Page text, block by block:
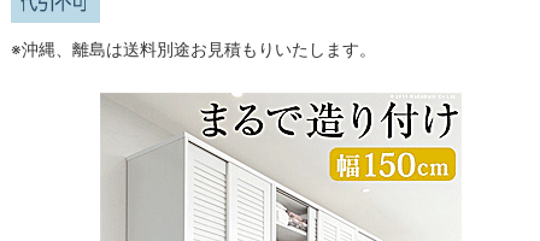
※沖縄、離島は送料別途お見積もりいたします。